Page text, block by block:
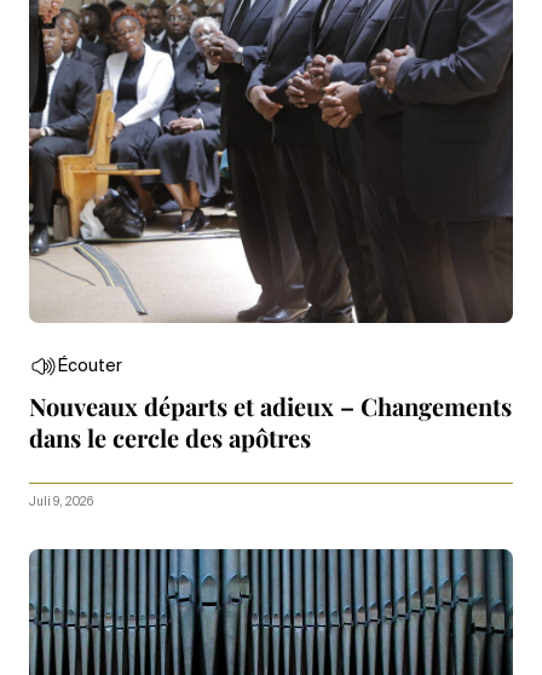
Écouter
Nouveaux départs et adieux – Changements
dans le cercle des apôtres
Juli 9, 2026